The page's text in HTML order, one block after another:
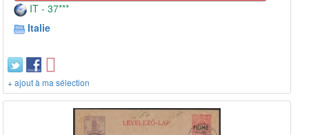
IT - 37***
Italie
+ ajout à ma sélection